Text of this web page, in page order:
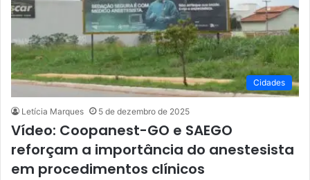
Cidades
Letícia Marques 5 de dezembro de 2025
Vídeo: Coopanest-GO e SAEGO
reforçam a importância do anestesista
em procedimentos clínicos